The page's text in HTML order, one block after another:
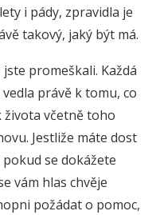
i pády, zpravidla je
takový, jaký být má.
jste promeškali. Každá
právě k tomu, co
života včetně toho
Jestliže máte dost
se dokážete
vám hlas chvěje
požádat o pomoc,